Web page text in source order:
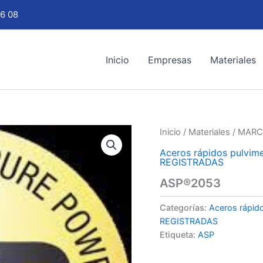
08
Inicio Empresas Materiales
Inicio / Materiales /
Aceros rápidos
REGISTRADAS
ASP®2053
Categorías: Aceros
REGISTRADAS
Etiqueta: ASP